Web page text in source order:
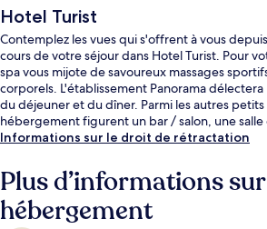
Hotel Turist
Contemplez les vues qui s'offrent à vous
cours de votre séjour dans Hotel Turist. Pour
spa vous mijote de savoureux massages
corporels. L'établissement Panorama
du déjeuner et du dîner. Parmi les autres
hébergement figurent un bar / salon, une salle
Informations sur le droit de rétractation
Plus d’informations
hébergement